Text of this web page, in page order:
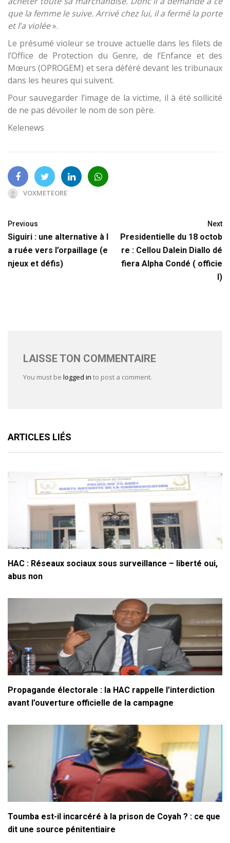
que la femme le suive. Arrivé chez lui, il a fermé la porte
et l’a violée».
Le présumé violeur se trouve actuelle dans les filets de
l’Office de Protection du Genre, de l’Enfance et des
Mœurs (OPROGEM) et sera déféré devant les tribunaux
dans les heures qui suivent.
Pour sauvegarder l’image de la victime, il à été sollicité
de ne pas dévoiler le nom de son père.
Kelenews
VOXMETEORE
Previous
Siguiri : une alternative à l
a ruée vers l’orpaillage (e
njeux et défis)
Next
Presidentielle du 18 octob
re : Cellou Dalein Diallo dé
fiera Alpha Condé ( officie
l)
LAISSE TON COMMENTAIRE
You must be logged in to post a comment.
ARTICLES LIÉS
HAC : Réseaux sociaux sous surveillance – liberté oui,
abus non
Propagande électorale : la HAC rappelle l’interdiction
avant l’ouverture officielle de la campagne
Toumba est-il incarcéré à la prison de Coyah ? : ce que
dit une source pénitentiaire